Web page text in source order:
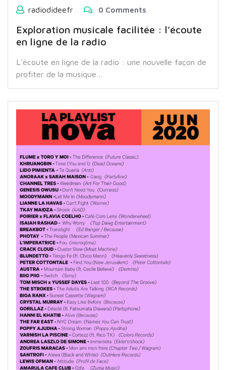
radiodideefr 0 Comments
Exploration musicale facilitée : l’écoute
en ligne de la radio
L'écoute en ligne de la radio : une nouvelle façon de
profiter de la musique…